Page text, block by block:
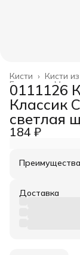
Кисти
Кисти ›
Главная ›
0111126
Классик
светлая
184 ₽
Преимущества
Оплата
Удобный
Доставка